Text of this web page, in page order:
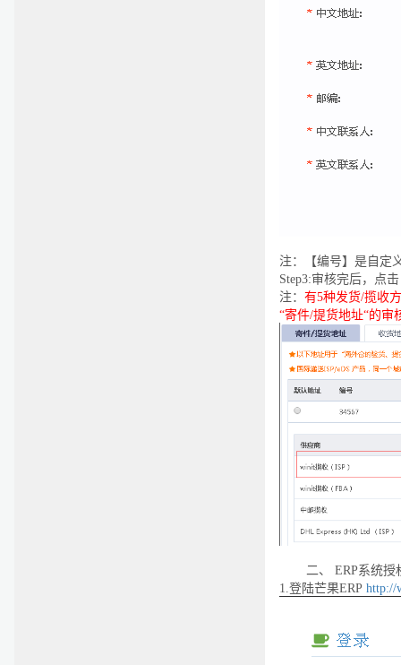
注：【编号】是自定
Step3:审核完后，点
注： 有5种发货/揽收
“寄件/提货地址“的
二、 ERP系统授
1. 登陆芒果ERP http://